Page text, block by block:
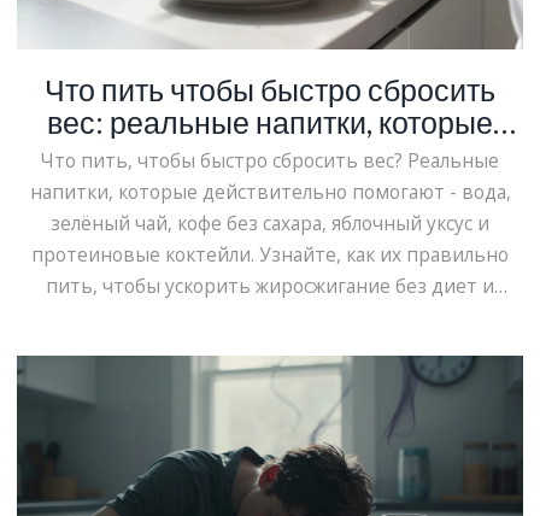
Что пить чтобы быстро сбросить
вес: реальные напитки, которые
работают
Что пить, чтобы быстро сбросить вес? Реальные
напитки, которые действительно помогают - вода,
зелёный чай, кофе без сахара, яблочный уксус и
протеиновые коктейли. Узнайте, как их правильно
пить, чтобы ускорить жиросжигание без диет и